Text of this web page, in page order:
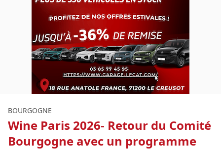
BOURGOGNE
Wine Paris 2026- Retour du Comité
Bourgogne avec un programme